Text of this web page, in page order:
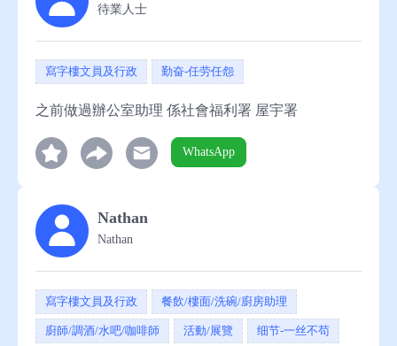
待業人士
寫字樓文員及行政 勤奋-任劳任怨
之前做過辦公室助理 係社會福利署 屋宇署
WhatsApp
Nathan
Nathan
寫字樓文員及行政 餐飲/樓面/洗碗/廚房助理
廚師/調酒/水吧/咖啡師 活動/展覽 细节-一丝不苟